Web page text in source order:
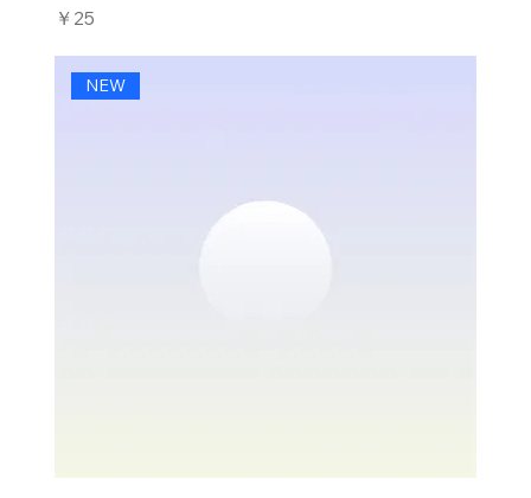
価格
￥25
NEW